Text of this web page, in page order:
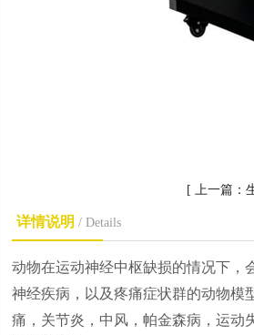
[ 上一篇：
详情说明 / Details
动物在运动神经中枢缺损的情况下，
神经疾病，以及疼痛症状群的动物模
痛，关节炎，中风，帕金森病，运动